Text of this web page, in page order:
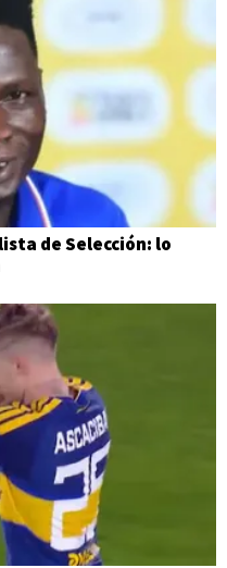
de Selección: lo